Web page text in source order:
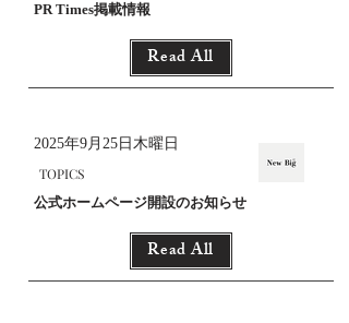
PR Times掲載情報
Read All
2025年9月25日木曜日
TOPICS
公式ホームページ開設のお知らせ
Read All